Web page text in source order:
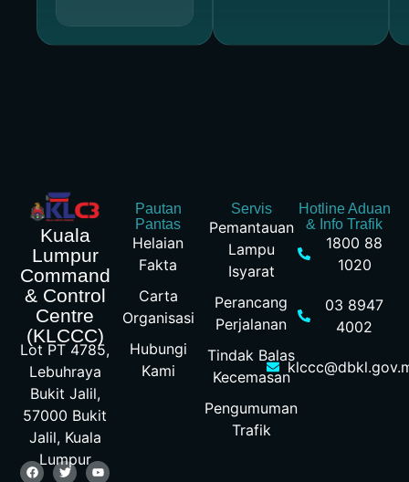
dan
pengurusan
bandar.
Pengurusan
lampu
isyarat di
persimpangan
jalan di
seluruh
Kuala
Lumpur.
Close
Kuala
Lumpur
Command
& Control
Centre
(KLCCC)
Lot PT 4785,
Lebuhraya
Bukit Jalil,
57000 Bukit
Jalil, Kuala
Lumpur
Pautan
Pantas
Helaian
Fakta
Carta
Organisasi
Hubungi
Kami
Servis
Pemantauan
Lampu
Isyarat
Perancang
Perjalanan
Tindak Balas
Kecemasan
Pengumuman
Trafik
Hotline Aduan
& Info Trafik
1800 88
1020
03 8947
4002